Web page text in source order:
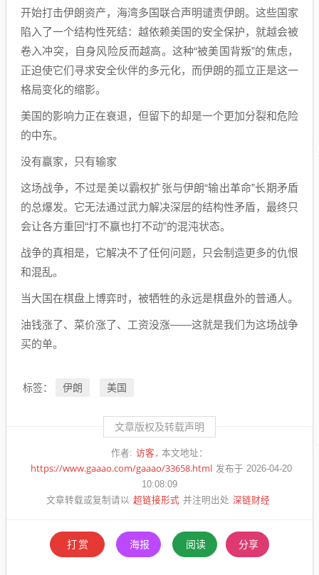
开始打击伊朗资产，海湾多国联合声明谴责伊朗。这些国家
陷入了一个结构性死结：越依赖美国的安全保护，就越会被
卷入冲突，自身风险反而越高。这种“被美国背叛”的焦虑，
正迫使它们寻求安全伙伴的多元化，而伊朗的孤立正是这一
格局变化的缩影。
美国的影响力正在衰退，但留下的却是一个更加分裂和危险
的中东。
没有赢家，只有输家
这场战争，不过是美以霸权扩张与伊朗“输出革命”长期矛盾
的总爆发。它无法通过武力解决深层的结构性矛盾，最终只
会让各方重回“打不赢也打不动”的混沌状态。
战争的真相是，它解决不了任何问题，只会制造更多的仇恨
和混乱。
当大国在棋盘上博弈时，被牺牲的永远是棋盘外的普通人。
油钱涨了、菜价涨了、工资没涨——这就是我们为这场战争
买的单。
标签： 伊朗 美国
文章版权及转载声明
作者: 访客 本文地址：
https://www.gaaao.com/gaaao/33658.html 发布于 2026-04-20
10:08:09
文章转载或复制请以 超链接形式 并注明出处 深链财经
打赏 海报 阅读 分享